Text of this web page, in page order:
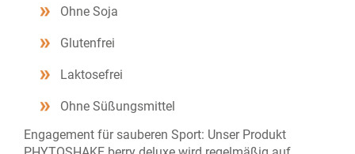
Ohne Soja
Glutenfrei
Laktosefrei
Ohne Süßungsmittel
Engagement für sauberen Sport: Unser Produkt